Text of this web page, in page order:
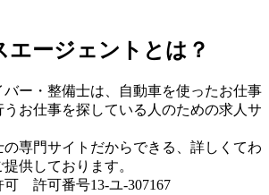
エージェントとは？
バー・整備士は、自動車を使ったお仕事
お仕事を探している人のための求人サ
の専門サイトだからできる、詳しくてわ
供しております。
可 許可番号13-ユ-307167